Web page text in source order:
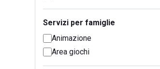
Servizi per famiglie
Animazione
Area giochi